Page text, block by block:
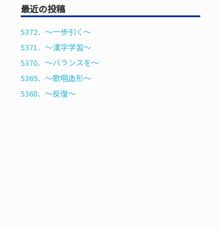
最近の投稿
5372．～一歩引く〜
5371．～漢字学習〜
5370．～バランスを〜
5369．～歌唱造形〜
5368．～反復〜